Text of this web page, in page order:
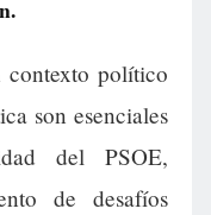
contexto político
son esenciales
del PSOE,
de desafíos